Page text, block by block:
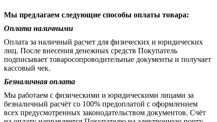
Мы предлагаем следующие способы оплаты товара:
Оплата наличными
Оплата за наличный расчет для физических и юридических
лиц. После внесения денежных средств Покупатель
подписывает товаросопроводительные документы и получает
кассовый чек.
Безналичная оплата
Мы работаем с физическими и юридическими лицами за
безналичный расчёт со 100% предоплатой с оформлением
всех предусмотренных законодательством документов. Счёт